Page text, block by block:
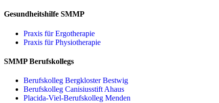
Gesundheitshilfe SMMP
Praxis für Ergo­therapie
Praxis für Physio­therapie
SMMP Berufskollegs
Berufskolleg Bergkloster Bestwig
Berufskolleg Canisiusstift Ahaus
Placida-Viel-Berufskolleg Menden